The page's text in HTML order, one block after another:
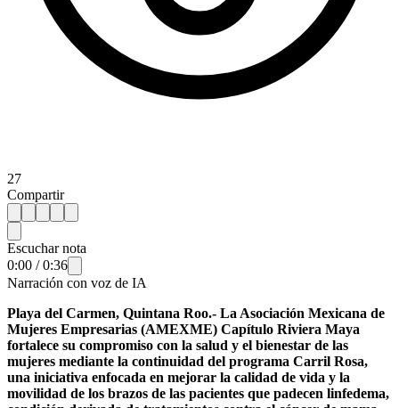
27
Compartir
Escuchar nota
0:00 /0:36
Narración con voz de IA
Playa del Carmen, Quintana Roo.- La Asociación Mexicana de
Mujeres Empresarias (AMEXME) Capítulo Riviera Maya
fortalece su compromiso con la salud y el bienestar de las
mujeres mediante la continuidad del programa Carril Rosa,
una iniciativa enfocada en mejorar la calidad de vida y la
movilidad de los brazos de las pacientes que padecen linfedema,